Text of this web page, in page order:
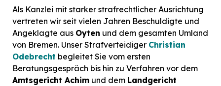
Als Kanzlei mit starker strafrechtlicher Ausrichtung
vertreten wir seit vielen Jahren Beschuldigte und
Angeklagte aus Oyten und dem gesamten Umland
von Bremen. Unser Strafverteidiger Christian
Odebrecht begleitet Sie vom ersten
Beratungsgespräch bis hin zu Verfahren vor dem
Amtsgericht Achim und dem Landgericht